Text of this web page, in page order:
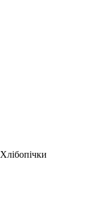
Хлібопічки